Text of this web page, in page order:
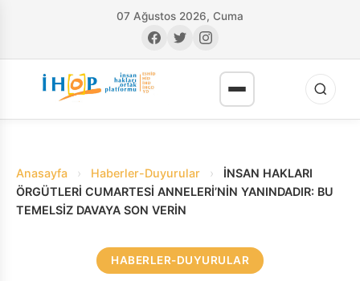
07 Ağustos 2026, Cuma
Anasayfa › Haberler-Duyurular ›
İNSAN HAKLARI
ÖRGÜTLERİ CUMARTESİ ANNELERİ’NİN YANINDADIR: BU
TEMELSİZ DAVAYA SON VERİN
HABERLER-DUYURULAR